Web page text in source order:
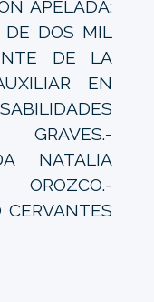
APELADA:
DE DOS MIL
DE LA
EN
NATALIA
CERVANTES